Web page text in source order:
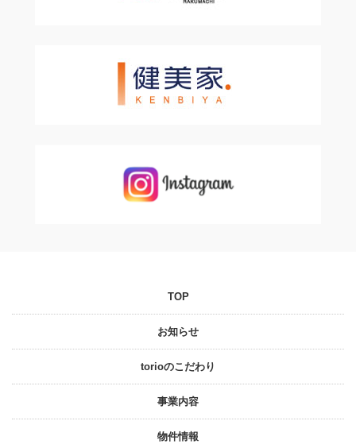
TOP
お知らせ
torioのこだわり
事業内容
物件情報